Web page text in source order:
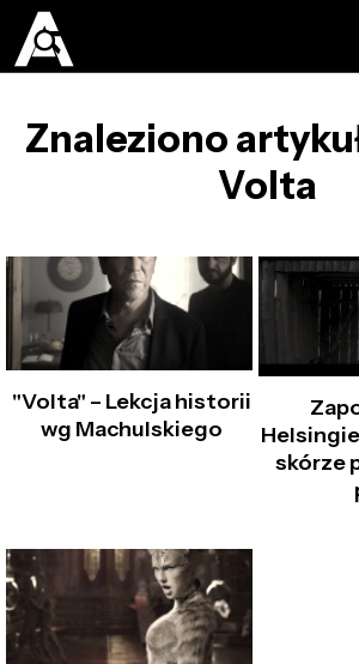
Znaleziono
Volta
"Volta" – Lekcja historii
wg Machulskiego
skórze